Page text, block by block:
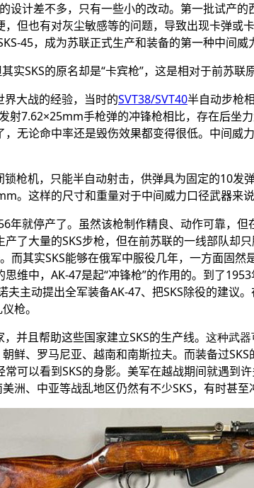
设计差不多，只有一些小的改动。第一批试产
但也有对灰尘敏感等的问题，导致出现卡弹
45，成为苏联正式生产和装备的第一种中间
实SKS的原名却是“卡宾枪”，这是相对于前苏联
大战的经验，当时的SVT38/SVT40半自动步枪
射7.62×25mm手枪弹的冲锋枪相比，存在后坐
无论命中率还是毁伤效果都变得很低。中间威力
枪机，只能半自动射击，供弹具为固定的10发
。这样的尺寸和重量对于中间威力口径武器来说
年就停产了。虽然该枪制作精良、动作可靠，但
产了大量的SKS步枪，但在前苏联的一线部队却
而其实SKS能够在俄军中服役几年，一方面固然
维中，AK-47是起“冲锋枪”的作用的。到了
夫主动提出全军装备AK-47、把SKS除役的建议
枪。
并且帮助这些国家建立SKS的生产线。 这种武
鲜、罗马尼亚、越南和南斯拉夫。而装备过SKS
常可以看到SKS的身影。美军在越战期间就遇到
洲、中亚等战乱地区仍然有不少SKS，有时甚至